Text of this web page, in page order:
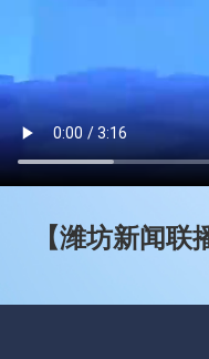
【潍坊新闻